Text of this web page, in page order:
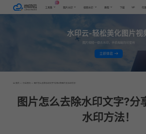
工具集 图片水印 视频水印 教程 下载 VIP 代
水印云-轻松美化图片视
图片视频一键去水印，手机电脑均可使用
立即体验
首页 > 行业资讯 > 图片怎么去除水印文字?分享4种图片去水印方法！
图片怎么去除水印文字?分
水印方法！